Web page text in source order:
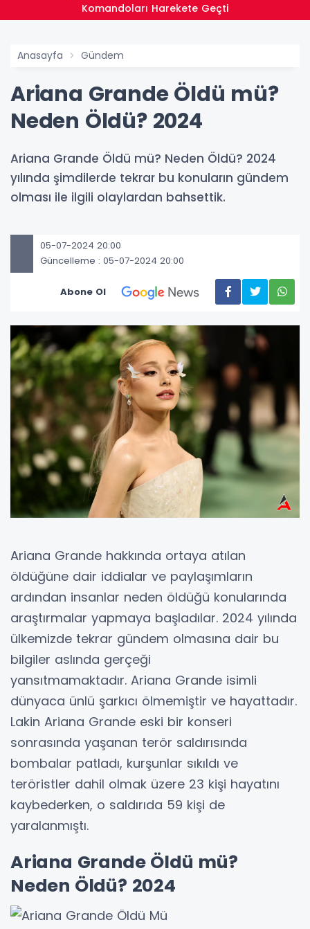
Komandoları Harekete Geçti
Anasayfa Gündem
Ariana Grande Öldü mü?
Neden Öldü? 2024
Ariana Grande Öldü mü? Neden Öldü? 2024
yılında şimdilerde tekrar bu konuların gündem
olması ile ilgili olaylardan bahsettik.
05-07-2024 20:00
Güncelleme : 05-07-2024 20:00
Abone Ol
Ariana Grande hakkında ortaya atılan
öldüğüne dair iddialar ve paylaşımların
ardından insanlar neden öldüğü konularında
araştırmalar yapmaya başladılar. 2024 yılında
ülkemizde tekrar gündem olmasına dair bu
bilgiler aslında gerçeği
yansıtmamaktadır. Ariana Grande isimli
dünyaca ünlü şarkıcı ölmemiştir ve hayattadır.
Lakin Ariana Grande eski bir konseri
sonrasında yaşanan terör saldırısında
bombalar patladı, kurşunlar sıkıldı ve
teröristler dahil olmak üzere 23 kişi hayatını
kaybederken, o saldırıda 59 kişi de
yaralanmıştı.
Ariana Grande Öldü mü?
Neden Öldü? 2024